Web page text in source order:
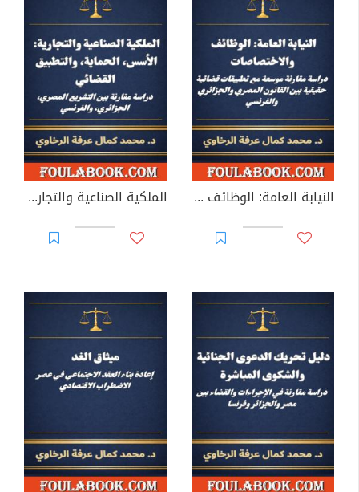
النيابة العامة: الوظائف والاختصاصات الملكية الصناعية والتجارية: الأسس، الحماية، والتطبيق القضائي